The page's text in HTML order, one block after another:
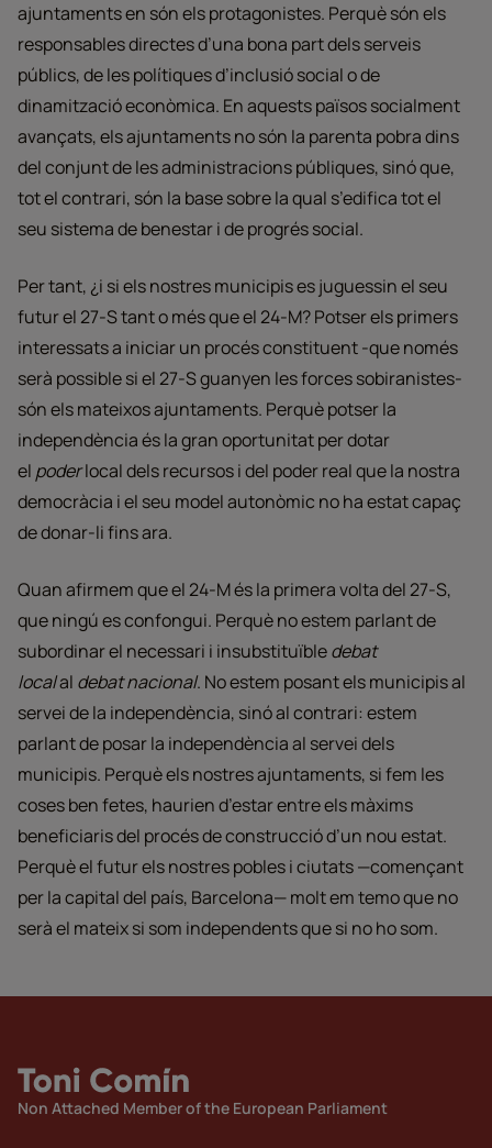
ajuntaments en són els protagonistes. Perquè són els
responsables directes d’una bona part dels serveis
públics, de les polítiques d’inclusió social o de
dinamització econòmica. En aquests països socialment
avançats, els ajuntaments no són la parenta pobra dins
del conjunt de les administracions públiques, sinó que,
tot el contrari, són la base sobre la qual s’edifica tot el
seu sistema de benestar i de progrés social.
Per tant, ¿i si els nostres municipis es juguessin el seu
futur el 27-S tant o més que el 24-M? Potser els primers
interessats a iniciar un procés constituent -que només
serà possible si el 27-S guanyen les forces sobiranistes-
són els mateixos ajuntaments. Perquè potser la
independència és la gran oportunitat per dotar
el poderlocal dels recursos i del poder real que la nostra
democràcia i el seu model autonòmic no ha estat capaç
de donar-li fins ara.
Quan afirmem que el 24-M és la primera volta del 27-S,
que ningú es confongui. Perquè no estem parlant de
subordinar el necessari i insubstituïbledebat
localal debat nacional. No estem posant els municipis al
servei de la independència, sinó al contrari: estem
parlant de posar la independència al servei dels
municipis. Perquè els nostres ajuntaments, si fem les
coses ben fetes, haurien d’estar entre els màxims
beneficiaris del procés de construcció d’un nou estat.
Perquè el futur els nostres pobles i ciutats —començant
per la capital del país, Barcelona— molt em temo que no
serà el mateix si som independents que si no ho som.
Non Attached Member of the European Parliament